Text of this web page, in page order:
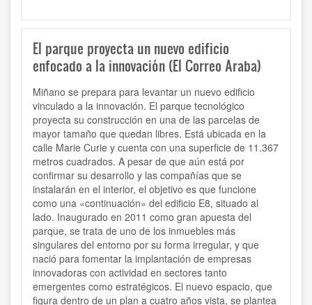
El parque proyecta un nuevo edificio
enfocado a la innovación (El Correo Araba)
Miñano se prepara para levantar un nuevo edificio
vinculado a la innovación. El parque tecnológico
proyecta su construcción en una de las parcelas de
mayor tamaño que quedan libres. Está ubicada en la
calle Marie Curie y cuenta con una superficie de 11.367
metros cuadrados. A pesar de que aún está por
confirmar su desarrollo y las compañías que se
instalarán en el interior, el objetivo es que funcione
como una «continuación» del edificio E8, situado al
lado. Inaugurado en 2011 como gran apuesta del
parque, se trata de uno de los inmuebles más
singulares del entorno por su forma irregular, y que
nació para fomentar la implantación de empresas
innovadoras con actividad en sectores tanto
emergentes como estratégicos. El nuevo espacio, que
figura dentro de un plan a cuatro años vista, se plantea